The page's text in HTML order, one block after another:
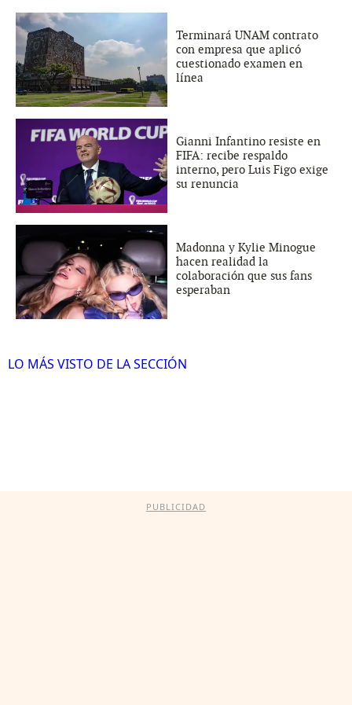
Terminará UNAM contrato
con empresa que aplicó
cuestionado examen en
línea
Gianni Infantino resiste en
FIFA: recibe respaldo
interno, pero Luis Figo exige
su renuncia
Madonna y Kylie Minogue
hacen realidad la
colaboración que sus fans
esperaban
LO MÁS VISTO DE LA SECCIÓN
PUBLICIDAD